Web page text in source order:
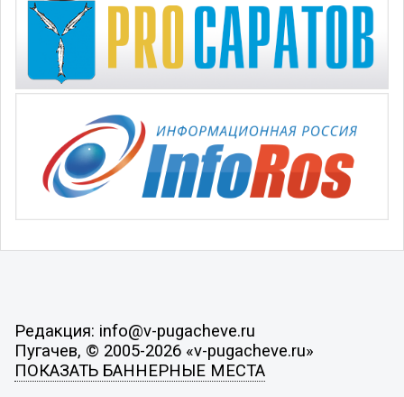
Редакция: info@v-pugacheve.ru
Пугачев, © 2005-2026 «v-pugacheve.ru»
ПОКАЗАТЬ БАННЕРНЫЕ МЕСТА